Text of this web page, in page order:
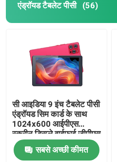
एंड्रॉयड टैबलेट पीसी (56)
सी आइडिया 9 इंच टैबलेट पीसी
एंड्रॉयड सिम कार्ड के साथ
1024x600 आईपीएस
स्क्रीन डिस्प्ले वाईफाई जीपीएस
किशोरों के लिए छात्र सीएम
915
सबसे अच्छी कीमत